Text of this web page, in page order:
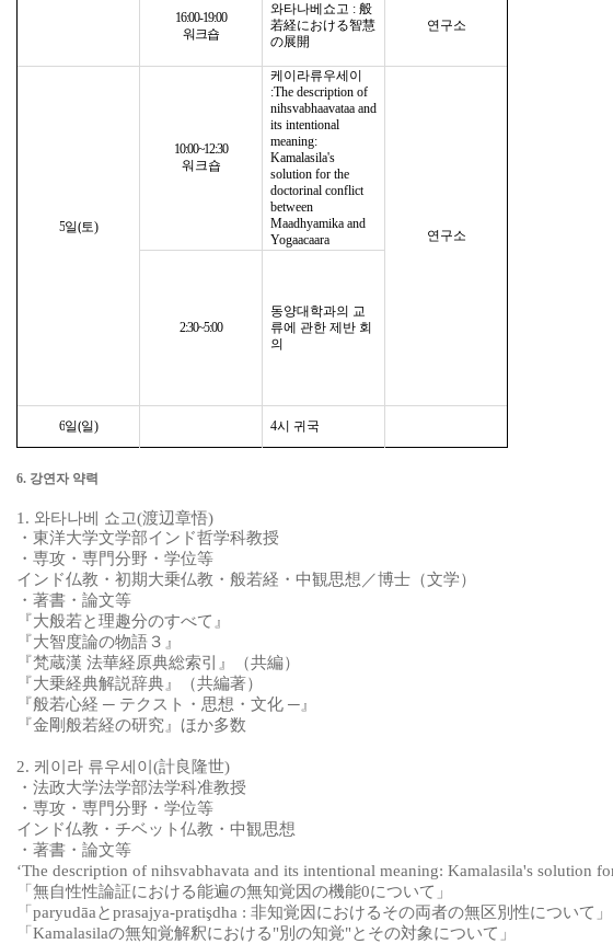
16:00-19:00
워크숍
와타나베쇼고 : 般
若経における智慧
の展開
연구소
5일(토)
10:00~12:30
워크숍
케이라류우세이
:The description of
nihsvabhaavataa and
its intentional
meaning:
Kamalasila's
solution for the
doctorinal conflict
between
Maadhyamika and
Yogaacaara
연구소
2:30~5:00
동양대학과의 교
류에 관한 제반 회
의
6일(일) 4시 귀국
6. 강연자 약력
1. 와타나베 쇼고(渡辺章悟)
・ 東洋大学文学部インド哲学科教授
・ 専攻 ・ 専門分野 ・ 学位等
インド仏教 ・ 初期大乗仏教 ・ 般若経 ・ 中観思想 ／博士 （文学）
・ 著書 ・ 論文等
『大般若と理趣分のすべて 』
『大智度論の物語 ３』
『梵蔵漢 法華経原典総索引 』（共編）
『大乗経典解説辞典』（共編著）
『般若心経 ─ テクスト・ 思想 ・ 文化 ─』
『金剛般若経の研究』 ほか多数
2. 케이라 류우세이 (計良隆世)
・ 法政大学法学部法学科准教授
・ 専攻 ・ 専門分野 ・ 学位等
インド仏教 ・チベット 仏教 ・ 中観思想
・ 著書 ・ 論文等
‘The description of nihsvabhavata and its intentional meaning: Kamalasila's solution
「 無自性性論証における能遍の無知覚因の機能0について 」
「 paryudāaとprasajya-pratişdha : 非知覚因 におけるその両者の無区別性について 」
「 Kamalasilaの無知覚解釈における"別 の知覚"とその対象について 」